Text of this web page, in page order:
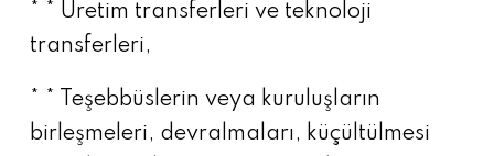
* * Üretim transferleri ve teknoloji
transferleri,
* * Teşebbüslerin veya kuruluşların
birleşmeleri, devralmaları, küçültülmesi